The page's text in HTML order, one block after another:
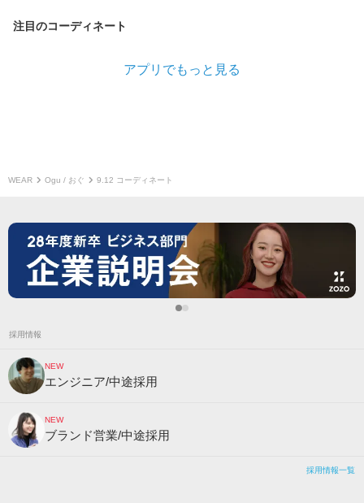
注目のコーディネート
アプリでもっと見る
WEAR Ogu / おぐ 9.12 コーディネート
採用情報
NEW
エンジニア/中途採用
NEW
ブランド営業/中途採用
採用情報一覧